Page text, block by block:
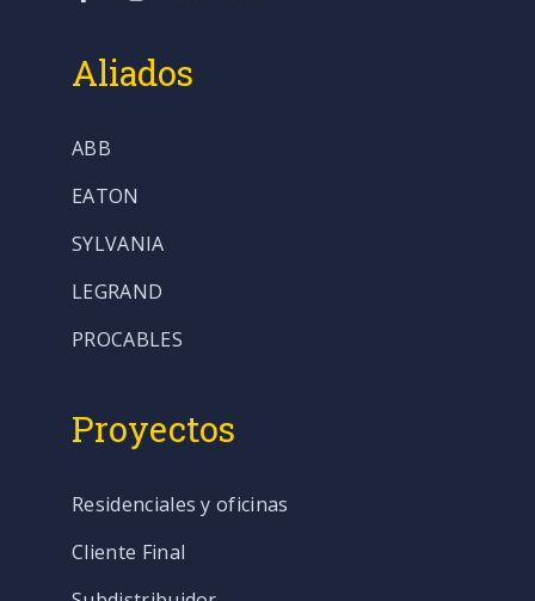
Aliados
ABB
EATON
SYLVANIA
LEGRAND
PROCABLES
Proyectos
Residenciales y oficinas
Cliente Final